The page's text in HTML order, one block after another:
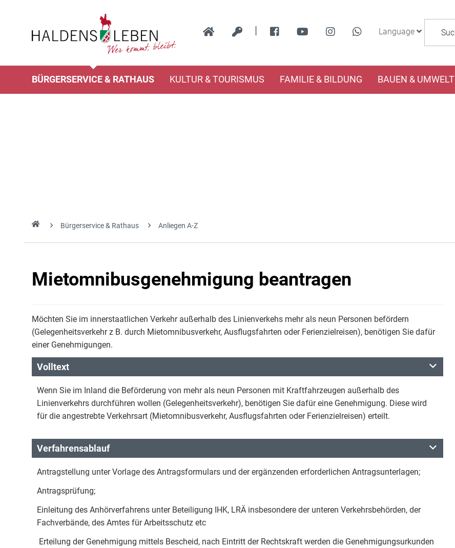
| Language
BÜRGERSERVICE & RATHAUS KULTUR & TOURISMUS FAMILIE & BILDUNG BAUEN & UMWELT
Bürgerservice & Rathaus Anliegen A-Z
Mietomnibusgenehmigung beantragen
Möchten Sie im innerstaatlichen Verkehr außerhalb des Linienverkehs mehr als neun Personen befördern
(Gelegenheitsverkehr z B. durch Mietomnibusverkehr, Ausflugsfahrten oder Ferienzielreisen), benötigen Sie dafür
einer Genehmigungen.
Volltext
Wenn Sie im Inland die Beförderung von mehr als neun Personen mit Kraftfahrzeugen außerhalb des
Linienverkehrs durchführen wollen (Gelegenheitsverkehr), benötigen Sie dafür eine Genehmigung. Diese wird
für die angestrebte Verkehrsart (Mietomnibusverkehr, Ausflugsfahrten oder Ferienzielreisen) erteilt.
Verfahrensablauf
Antragstellung unter Vorlage des Antragsformulars und der ergänzenden erforderlichen Antragsunterlagen;
Antragsprüfung;
Einleitung des Anhörverfahrens unter Beteiligung IHK, LRÄ insbesondere der unteren Verkehrsbehörden, der
Fachverbände, des Amtes für Arbeitsschutz etc
Erteilung der Genehmigung mittels Bescheid, nach Eintritt der Rechtskraft werden die Genehmigungsurkunden